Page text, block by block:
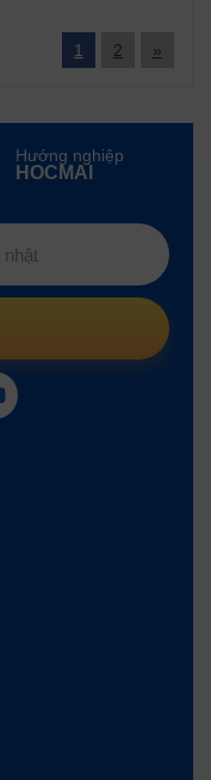
1 2 »
Hướng nghiệp
HOCMAI